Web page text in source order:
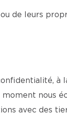
de leurs
à
nous
avec des